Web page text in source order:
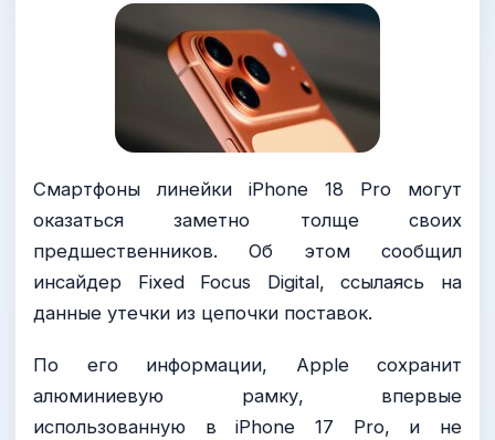
Смартфоны линейки iPhone 18 Pro могут
оказаться заметно толще своих
предшественников. Об этом сообщил
инсайдер Fixed Focus Digital, ссылаясь на
данные утечки из цепочки поставок.
По его информации, Apple сохранит
алюминиевую рамку, впервые
использованную в iPhone 17 Pro, и не